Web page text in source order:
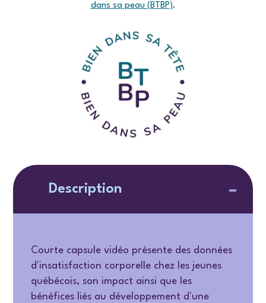
dans sa peau (BTBP).
Description
Courte capsule vidéo présente des données
d'insatisfaction corporelle chez les jeunes
québécois, son impact ainsi que les
bénéfices liés au développement d'une